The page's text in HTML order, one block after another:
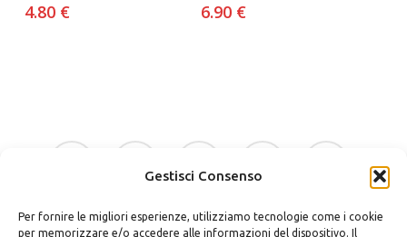
Gestisci Consenso
Per fornire le migliori esperienze, utilizziamo tecnologie come i cookie
per memorizzare e/o accedere alle informazioni del dispositivo. Il
4.80 € 6.90 €
facebook
google-
instagram whatsapp tiktok
phone email